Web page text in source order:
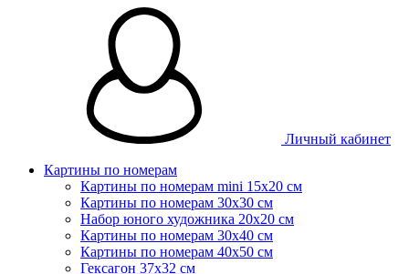
Личный кабинет
Картины по номерам
Картины по номерам mini 15х20 см
Картины по номерам 30x30 см
Набор юного художника 20х20 см
Картины по номерам 30х40 см
Картины по номерам 40х50 см
Гексагон 37х32 см